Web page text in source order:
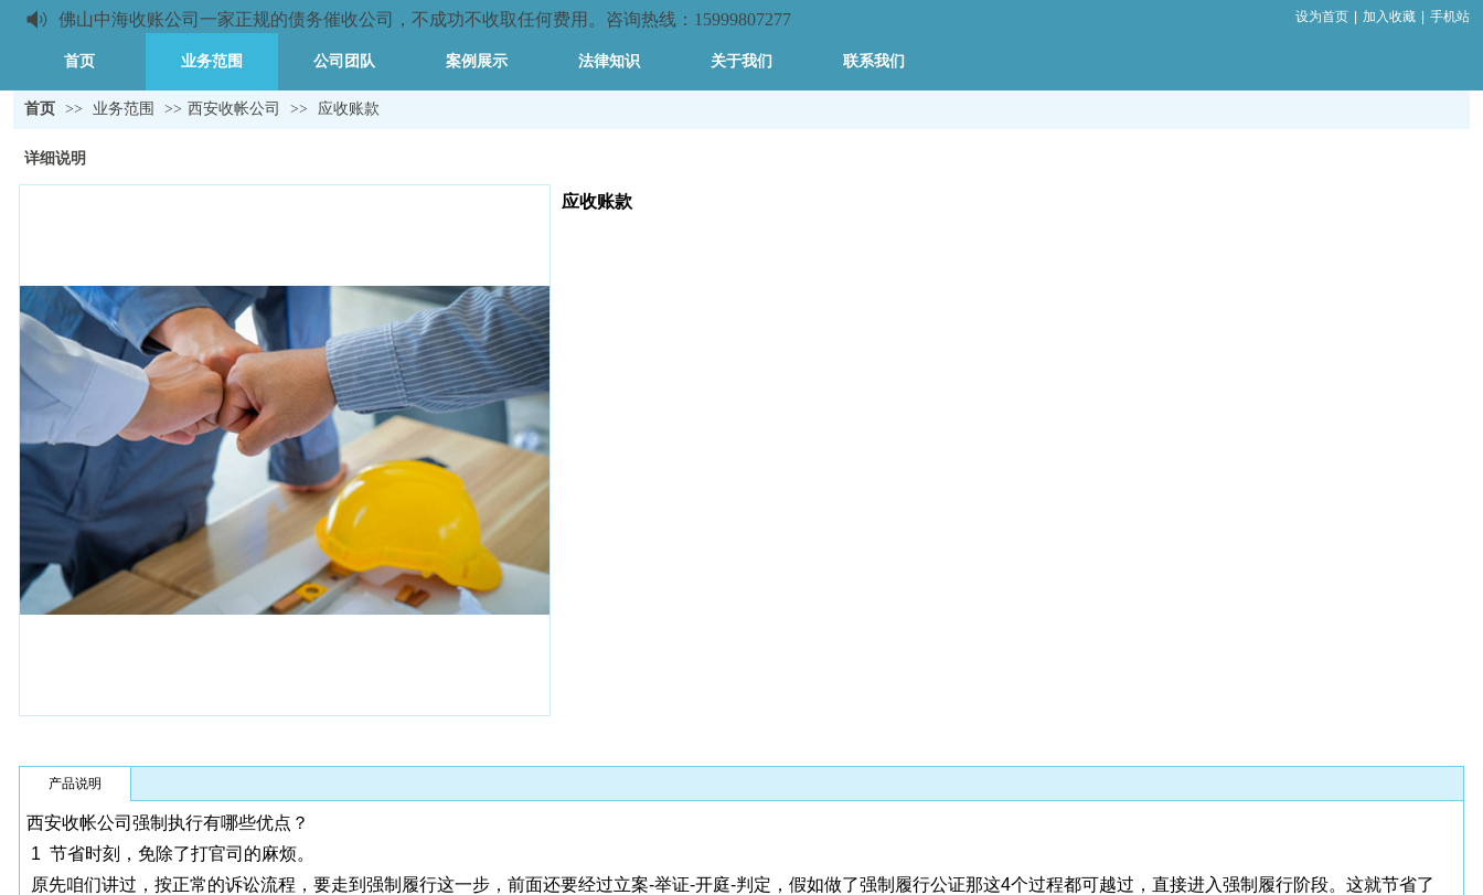
佛山中海收账公司一家正规的债务催收公司，不成功不收取任何费用。咨询热线：15999807277 设为首页 加入收藏 手机站
首页 业务范围 公司团队 案例展示 法律知识 关于我们 联系我们
首页 >> 业务范围 >> 西安收帐公司 >> 应收账款
详细说明
应收账款
产品说明
西安收帐公司强制执行有哪些优点？
1 节省时刻，免除了打官司的麻烦。
原先咱们讲过，按正常的诉讼流程，要走到强制履行这一步，前面还要经过立案-举证-开庭-判定，假如做了强制履行公证那这4个过程都可越过，直接进入强制履行阶段。这就节省了